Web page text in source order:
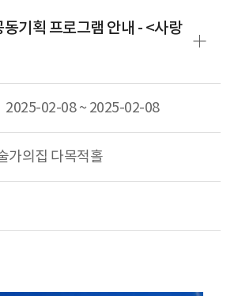
기획 프로그램 안내 - <사랑
2025-02-08 ~ 2025-02-08
가의집 다목적홀